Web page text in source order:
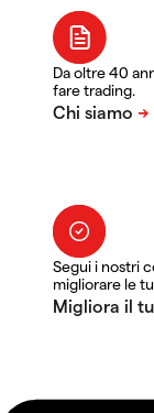
Da oltre 40
fare trading.
Segui i nostri
migliorare le